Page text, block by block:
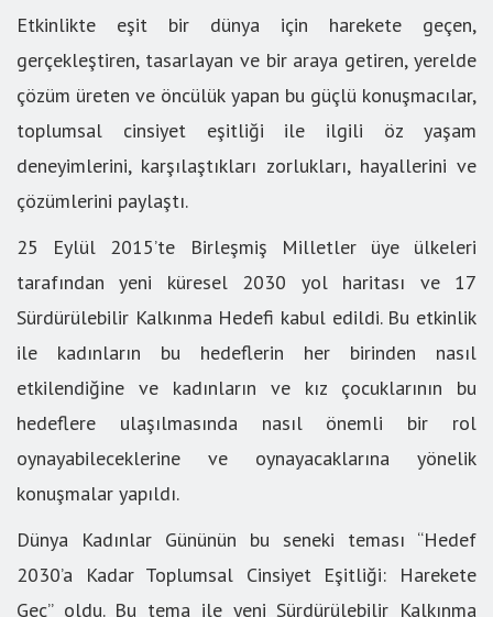
Etkinlikte eşit bir dünya için harekete geçen,
gerçekleştiren, tasarlayan ve bir araya getiren, yerelde
çözüm üreten ve öncülük yapan bu güçlü konuşmacılar,
toplumsal cinsiyet eşitliği ile ilgili öz yaşam
deneyimlerini, karşılaştıkları zorlukları, hayallerini ve
çözümlerini paylaştı.
25 Eylül 2015’te Birleşmiş Milletler üye ülkeleri
tarafından yeni küresel 2030 yol haritası ve 17
Sürdürülebilir Kalkınma Hedefi kabul edildi. Bu etkinlik
ile kadınların bu hedeflerin her birinden nasıl
etkilendiğine ve kadınların ve kız çocuklarının bu
hedeflere ulaşılmasında nasıl önemli bir rol
oynayabileceklerine ve oynayacaklarına yönelik
konuşmalar yapıldı.
Dünya Kadınlar Gününün bu seneki teması “Hedef
2030’a Kadar Toplumsal Cinsiyet Eşitliği: Harekete
Geç” oldu. Bu tema ile yeni Sürdürülebilir Kalkınma